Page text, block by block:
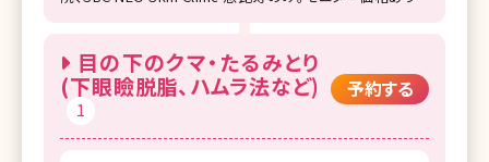
目の下のクマ・たるみとり
(下眼瞼脱脂、ハムラ法など)
1
予約する